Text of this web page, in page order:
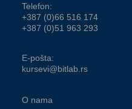
Telefon:
+387 (0)66 516 174
+387 (0)51 963 293
E-pošta:
kursevi@bitlab.rs
O nama